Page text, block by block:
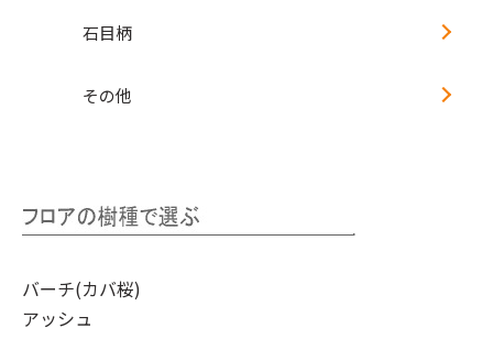
石目柄
その他
バーチ(カバ桜)
アッシュ